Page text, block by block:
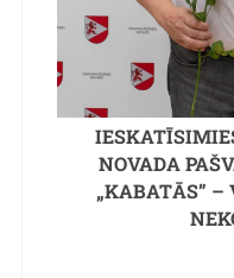
NOVADA
„KABATĀS”